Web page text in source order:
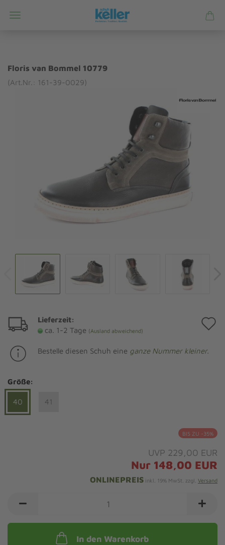
Floris van Bommel 10779
(Art.Nr.: 161-39-0029)
Lieferzeit:
ca. 1-2 Tage (Ausland abweichend)
Bestelle diesen Schuh eine ganze Nummer kleiner.
Größe:
40 41
BIS ZU -35%
UVP 229,00 EUR
Nur 148,00 EUR
ONLINEPREIS inkl. 19% MwSt. zzgl. Versand
In den Warenkorb